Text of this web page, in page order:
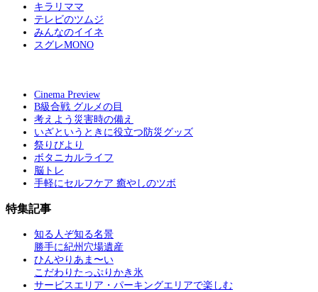
キラリママ
テレビのツムジ
みんなのイイネ
スグレMONO
Cinema Preview
B級合戦 グルメの目
考えよう災害時の備え
いざというときに役立つ防災グッズ
祭りびより
ボタニカルライフ
脳トレ
手軽にセルフケア 癒やしのツボ
特集記事
知る人ぞ知る名景
勝手に紀州穴場遺産
ひんやりあま〜い
こだわりたっぷりかき氷
サービスエリア・パーキングエリアで楽しむ